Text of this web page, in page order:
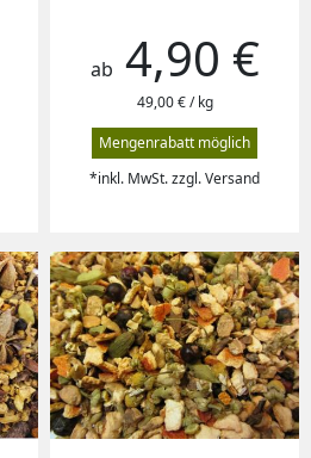
Preis
ab 4,90 €
49,00 € / kg
Mengenrabatt möglich
*inkl. MwSt. zzgl. Versand